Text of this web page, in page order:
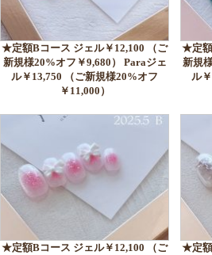
★定額Bコース ジェル￥12,100 （ご
新規様20%オフ￥9,680） Paraジェ
ル￥13,750 （ご新規様20%オフ
￥11,000）
★定額
新規
ル
★定額Bコース ジェル￥12,100 （ご
★定額